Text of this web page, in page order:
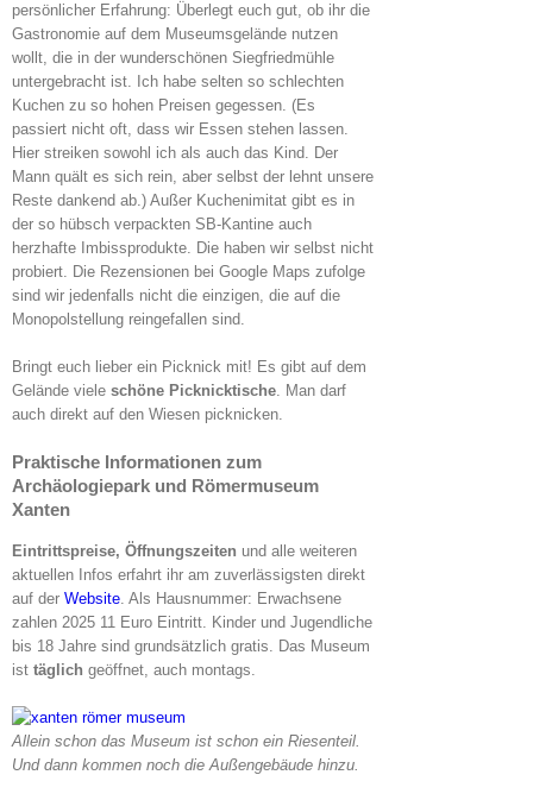
persönlicher Erfahrung: Überlegt euch gut, ob ihr die
Gastronomie auf dem Museumsgelände nutzen
wollt, die in der wunderschönen Siegfriedmühle
untergebracht ist. Ich habe selten so schlechten
Kuchen zu so hohen Preisen gegessen. (Es
passiert nicht oft, dass wir Essen stehen lassen.
Hier streiken sowohl ich als auch das Kind. Der
Mann quält es sich rein, aber selbst der lehnt unsere
Reste dankend ab.) Außer Kuchenimitat gibt es in
der so hübsch verpackten SB-Kantine auch
herzhafte Imbissprodukte. Die haben wir selbst nicht
probiert. Die Rezensionen bei Google Maps zufolge
sind wir jedenfalls nicht die einzigen, die auf die
Monopolstellung reingefallen sind.
Bringt euch lieber ein Picknick mit! Es gibt auf dem
Gelände viele schöne Picknicktische. Man darf
auch direkt auf den Wiesen picknicken.
Praktische Informationen zum
Archäologiepark und Römermuseum
Xanten
Eintrittspreise, Öffnungszeiten und alle weiteren
aktuellen Infos erfahrt ihr am zuverlässigsten direkt
auf der Website. Als Hausnummer: Erwachsene
zahlen 2025 11 Euro Eintritt. Kinder und Jugendliche
bis 18 Jahre sind grundsätzlich gratis. Das Museum
ist täglich geöffnet, auch montags.
Allein schon das Museum ist schon ein Riesenteil.
Und dann kommen noch die Außengebäude hinzu.